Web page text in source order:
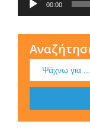
00:00